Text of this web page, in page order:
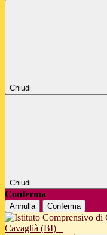
Chiudi
Chiudi
Conferma
Annulla Conferma
Cavaglià (BI)